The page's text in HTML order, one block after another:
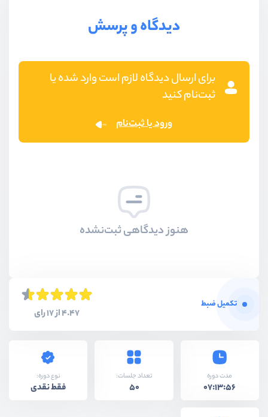
دیدگاه و پرسش
برای ارسال دیدگاه لازم است وارد شده یا
ثبت‌نام کنید
ورود یا ثبت‌نام
هنوز دیدگاهی ثبت‌نشده
تکمیل ضبط
4.47 از 17 رای
مدت دوره
07:13:56
تعداد جلسات:
50
نوع دوره:
فقط نقدی